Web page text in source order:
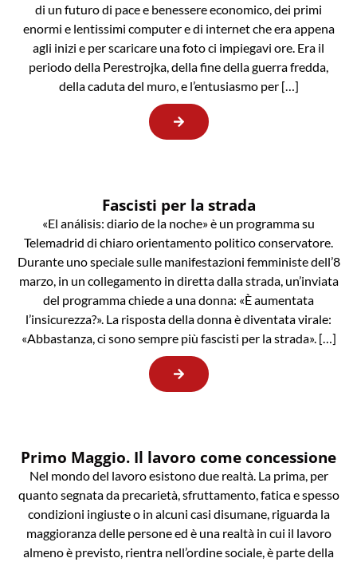
di un futuro di pace e benessere economico, dei primi
enormi e lentissimi computer e di internet che era appena
agli inizi e per scaricare una foto ci impiegavi ore. Era il
periodo della Perestrojka, della fine della guerra fredda,
della caduta del muro, e l’entusiasmo per […]
Fascisti per la strada
«El análisis: diario de la noche» è un programma su
Telemadrid di chiaro orientamento politico conservatore.
Durante uno speciale sulle manifestazioni femministe dell’8
marzo, in un collegamento in diretta dalla strada, un’inviata
del programma chiede a una donna: «È aumentata
l’insicurezza?». La risposta della donna è diventata virale:
«Abbastanza, ci sono sempre più fascisti per la strada». […]
Primo Maggio. Il lavoro come concessione
Nel mondo del lavoro esistono due realtà. La prima, per
quanto segnata da precarietà, sfruttamento, fatica e spesso
condizioni ingiuste o in alcuni casi disumane, riguarda la
maggioranza delle persone ed è una realtà in cui il lavoro
almeno è previsto, rientra nell’ordine sociale, è parte della